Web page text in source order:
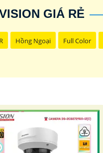
GIÁ RẺ
Hồng Ngoại Full Color